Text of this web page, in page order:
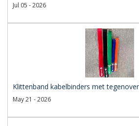
Jul 05 - 2026
Klittenband kabelbinders met
May 21 - 2026